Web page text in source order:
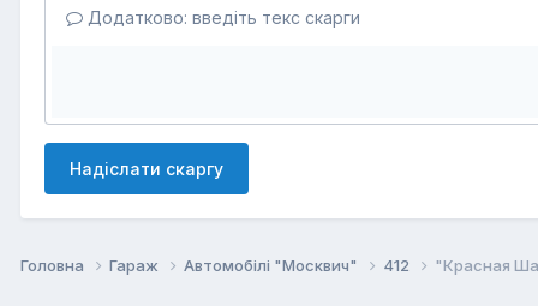
Додатково: введіть текс скарги
Надіслати скаргу
Головна Гараж Автомобілі "Москвич" 412 "Красная